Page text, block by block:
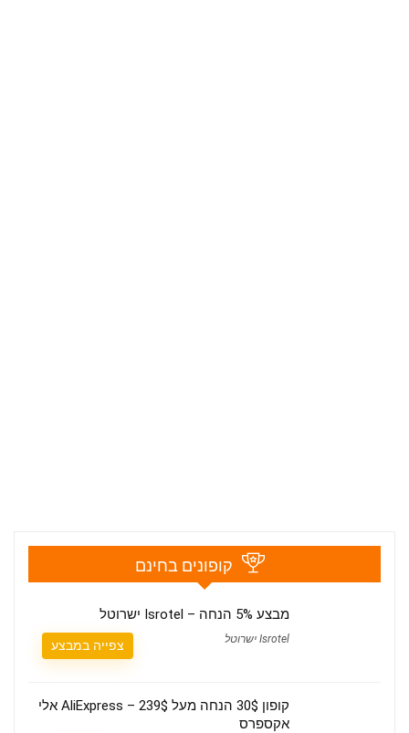
קופונים בחינם
מבצע 5% הנחה – Isrotel ישרוטל
Isrotel ישרוטל צפייה במבצע
קופון 30$ הנחה מעל 239$ – AliExpress אלי
אקספרס